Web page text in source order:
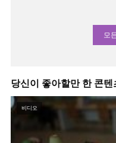
모
당신이 좋아할만 한 콘텐
비디오